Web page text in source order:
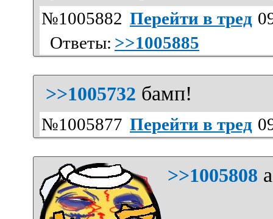
№1005882 Перейти в тред
Ответы: >>1005885
>>1005732 бамп!
№1005877 Перейти в тред
>>1005808